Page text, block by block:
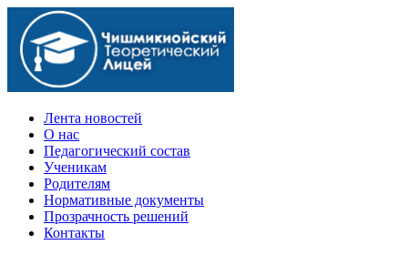
Официальный сайт учебного заведения
Лента новостей
О нас
Педагогический состав
Ученикам
Родителям
Нормативные документы
Прозрачность решений
Контакты